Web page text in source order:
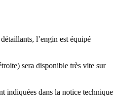
l’engin est équipé
sera disponible très vite sur
indiquées dans la notice technique